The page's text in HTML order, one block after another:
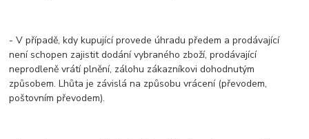
- V případě, kdy kupující provede úhradu předem a prodávající
není schopen zajistit dodání vybraného zboží, prodávající
neprodleně vrátí plnění, zálohu zákazníkovi dohodnutým
způsobem. Lhůta je závislá na způsobu vrácení (převodem,
poštovním převodem).